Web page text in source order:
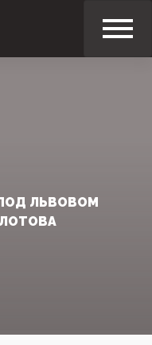
ЛЬВОВОМ